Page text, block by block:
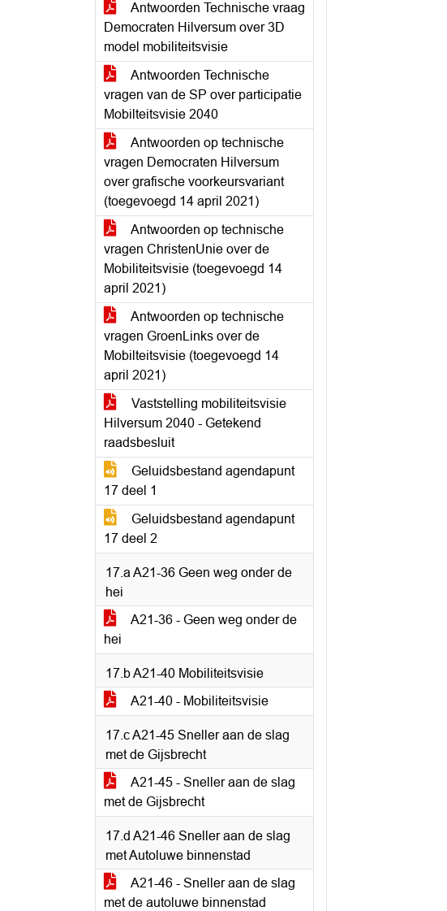
Antwoorden Technische vraag
Democraten Hilversum over 3D
model mobiliteitsvisie
Antwoorden Technische
vragen van de SP over participatie
Mobilteitsvisie 2040
Antwoorden op technische
vragen Democraten Hilversum
over grafische voorkeursvariant
(toegevoegd 14 april 2021)
Antwoorden op technische
vragen ChristenUnie over de
Mobiliteitsvisie (toegevoegd 14
april 2021)
Antwoorden op technische
vragen GroenLinks over de
Mobilteitsvisie (toegevoegd 14
april 2021)
Vaststelling mobiliteitsvisie
Hilversum 2040 - Getekend
raadsbesluit
Geluidsbestand agendapunt
17 deel 1
Geluidsbestand agendapunt
17 deel 2
17.a A21-36 Geen weg onder de
hei
A21-36 - Geen weg onder de
hei
17.b A21-40 Mobiliteitsvisie
A21-40 - Mobiliteitsvisie
17.c A21-45 Sneller aan de slag
met de Gijsbrecht
A21-45 - Sneller aan de slag
met de Gijsbrecht
17.d A21-46 Sneller aan de slag
met Autoluwe binnenstad
A21-46 - Sneller aan de slag
met de autoluwe binnenstad